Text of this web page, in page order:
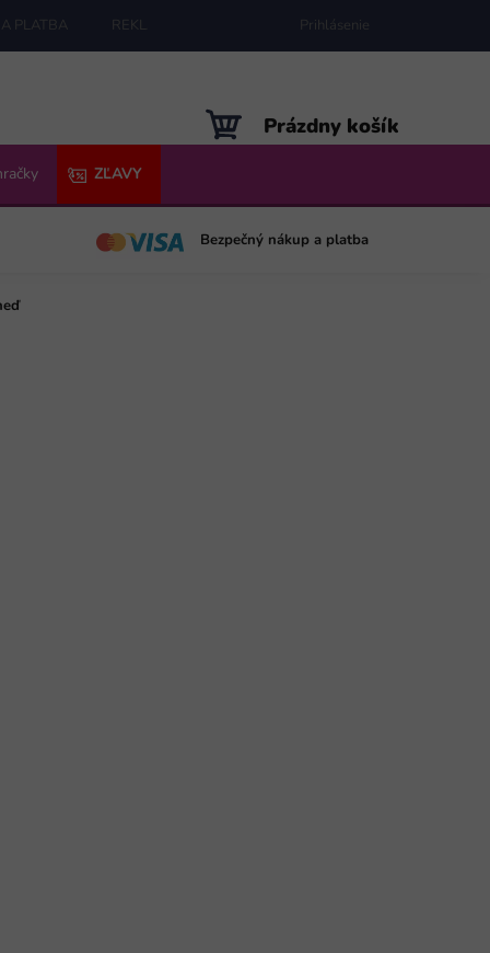
PLATBA REKLAMÁCIE MAPA SERVERU
Prihlásenie
NÁKUPNÝ
KOŠÍK
Prázdny košík
ZĽAVY
Bezpečný nákup a platba